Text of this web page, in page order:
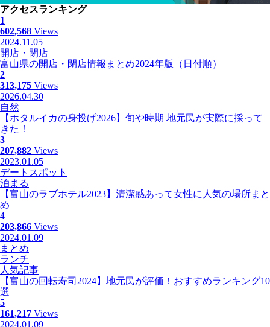
アクセスランキング
1
602,568 Views
2024.11.05
開店・閉店
富山県の開店・閉店情報まとめ2024年版（日付順）
2
313,175 Views
2026.04.30
自然
【ホタルイカの身投げ2026】旬や時期 地元民が実際に採って
きた！
3
207,882 Views
2023.01.05
デートスポット
泊まる
【富山のラブホテル2023】清潔感あって女性に人気の場所まと
め
4
203,866 Views
2024.01.09
まとめ
ランチ
人気記事
【富山の回転寿司2024】地元民が評価！おすすめランキング10
選
5
161,217 Views
2024.01.09